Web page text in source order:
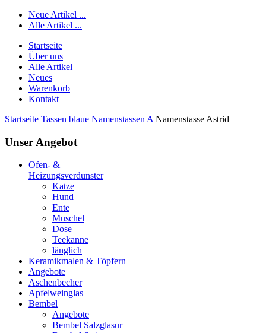
Neue Artikel ...
Alle Artikel ...
Startseite
Über uns
Alle Artikel
Neues
Warenkorb
Kontakt
Startseite Tassen blaue Namenstassen A Namenstasse Astrid
Unser Angebot
Ofen- &
Heizungsverdunster
Katze
Hund
Ente
Muschel
Dose
Teekanne
länglich
Keramikmalen & Töpfern
Angebote
Aschenbecher
Apfelweinglas
Bembel
Angebote
Bembel Salzglasur